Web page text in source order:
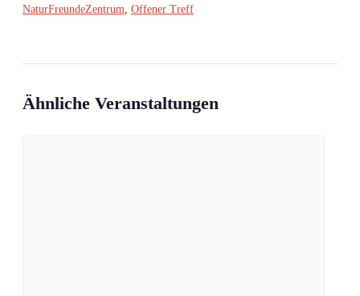
NaturFreundeZentrum Offener Treff
Ähnliche Veranstaltungen